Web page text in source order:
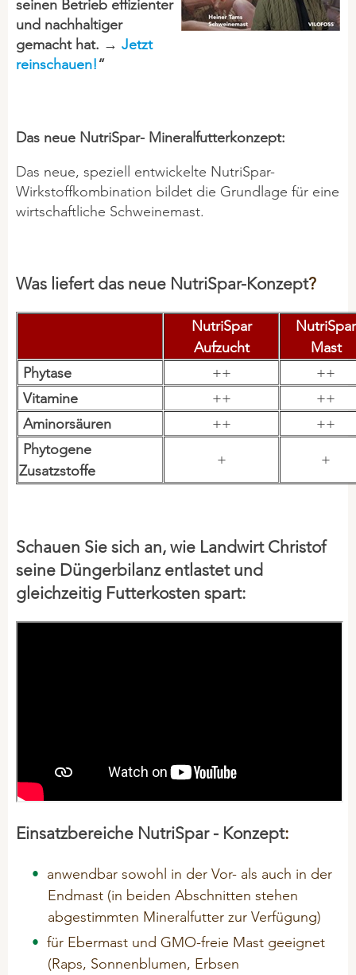
GEFLÜGEL
Mineralfutter
Picksteine/ Beschäftigung
Problemlöser
Hygiene
Problemlöser
SCHAFE & ZIEGEN
Hygiene
Mineralfutter
KANINCHEN
Hygiene
seinen Betrieb effizienter
und nachhaltiger
gemacht hat. → Jetzt
reinschauen!“
Das neue NutriSpar- Mineralfutterkonzept:
Das neue, speziell entwickelte NutriSpar-
Wirkstoffkombination bildet die Grundlage für eine
wirtschaftliche Schweinemast.
Was liefert das neue NutriSpar-Konzept?
NutriSpar
Aufzucht
NutriSpar
Mast
Phytase
++
++
Vitamine
++
++
Aminorsäuren
++
++
Phytogene
Zusatzstoffe
+ +
Schauen Sie sich an, wie Landwirt Christof
seine Düngerbilanz entlastet und
gleichzeitig Futterkosten spart:
Einsatzbereiche NutriSpar - Konzept:
anwendbar sowohl in der Vor- als auch in der
Endmast (in beiden Abschnitten stehen
abgestimmten Mineralfutter zur Verfügung)
für Ebermast und GMO-freie Mast geeignet
(Raps, Sonnenblumen, Erbsen